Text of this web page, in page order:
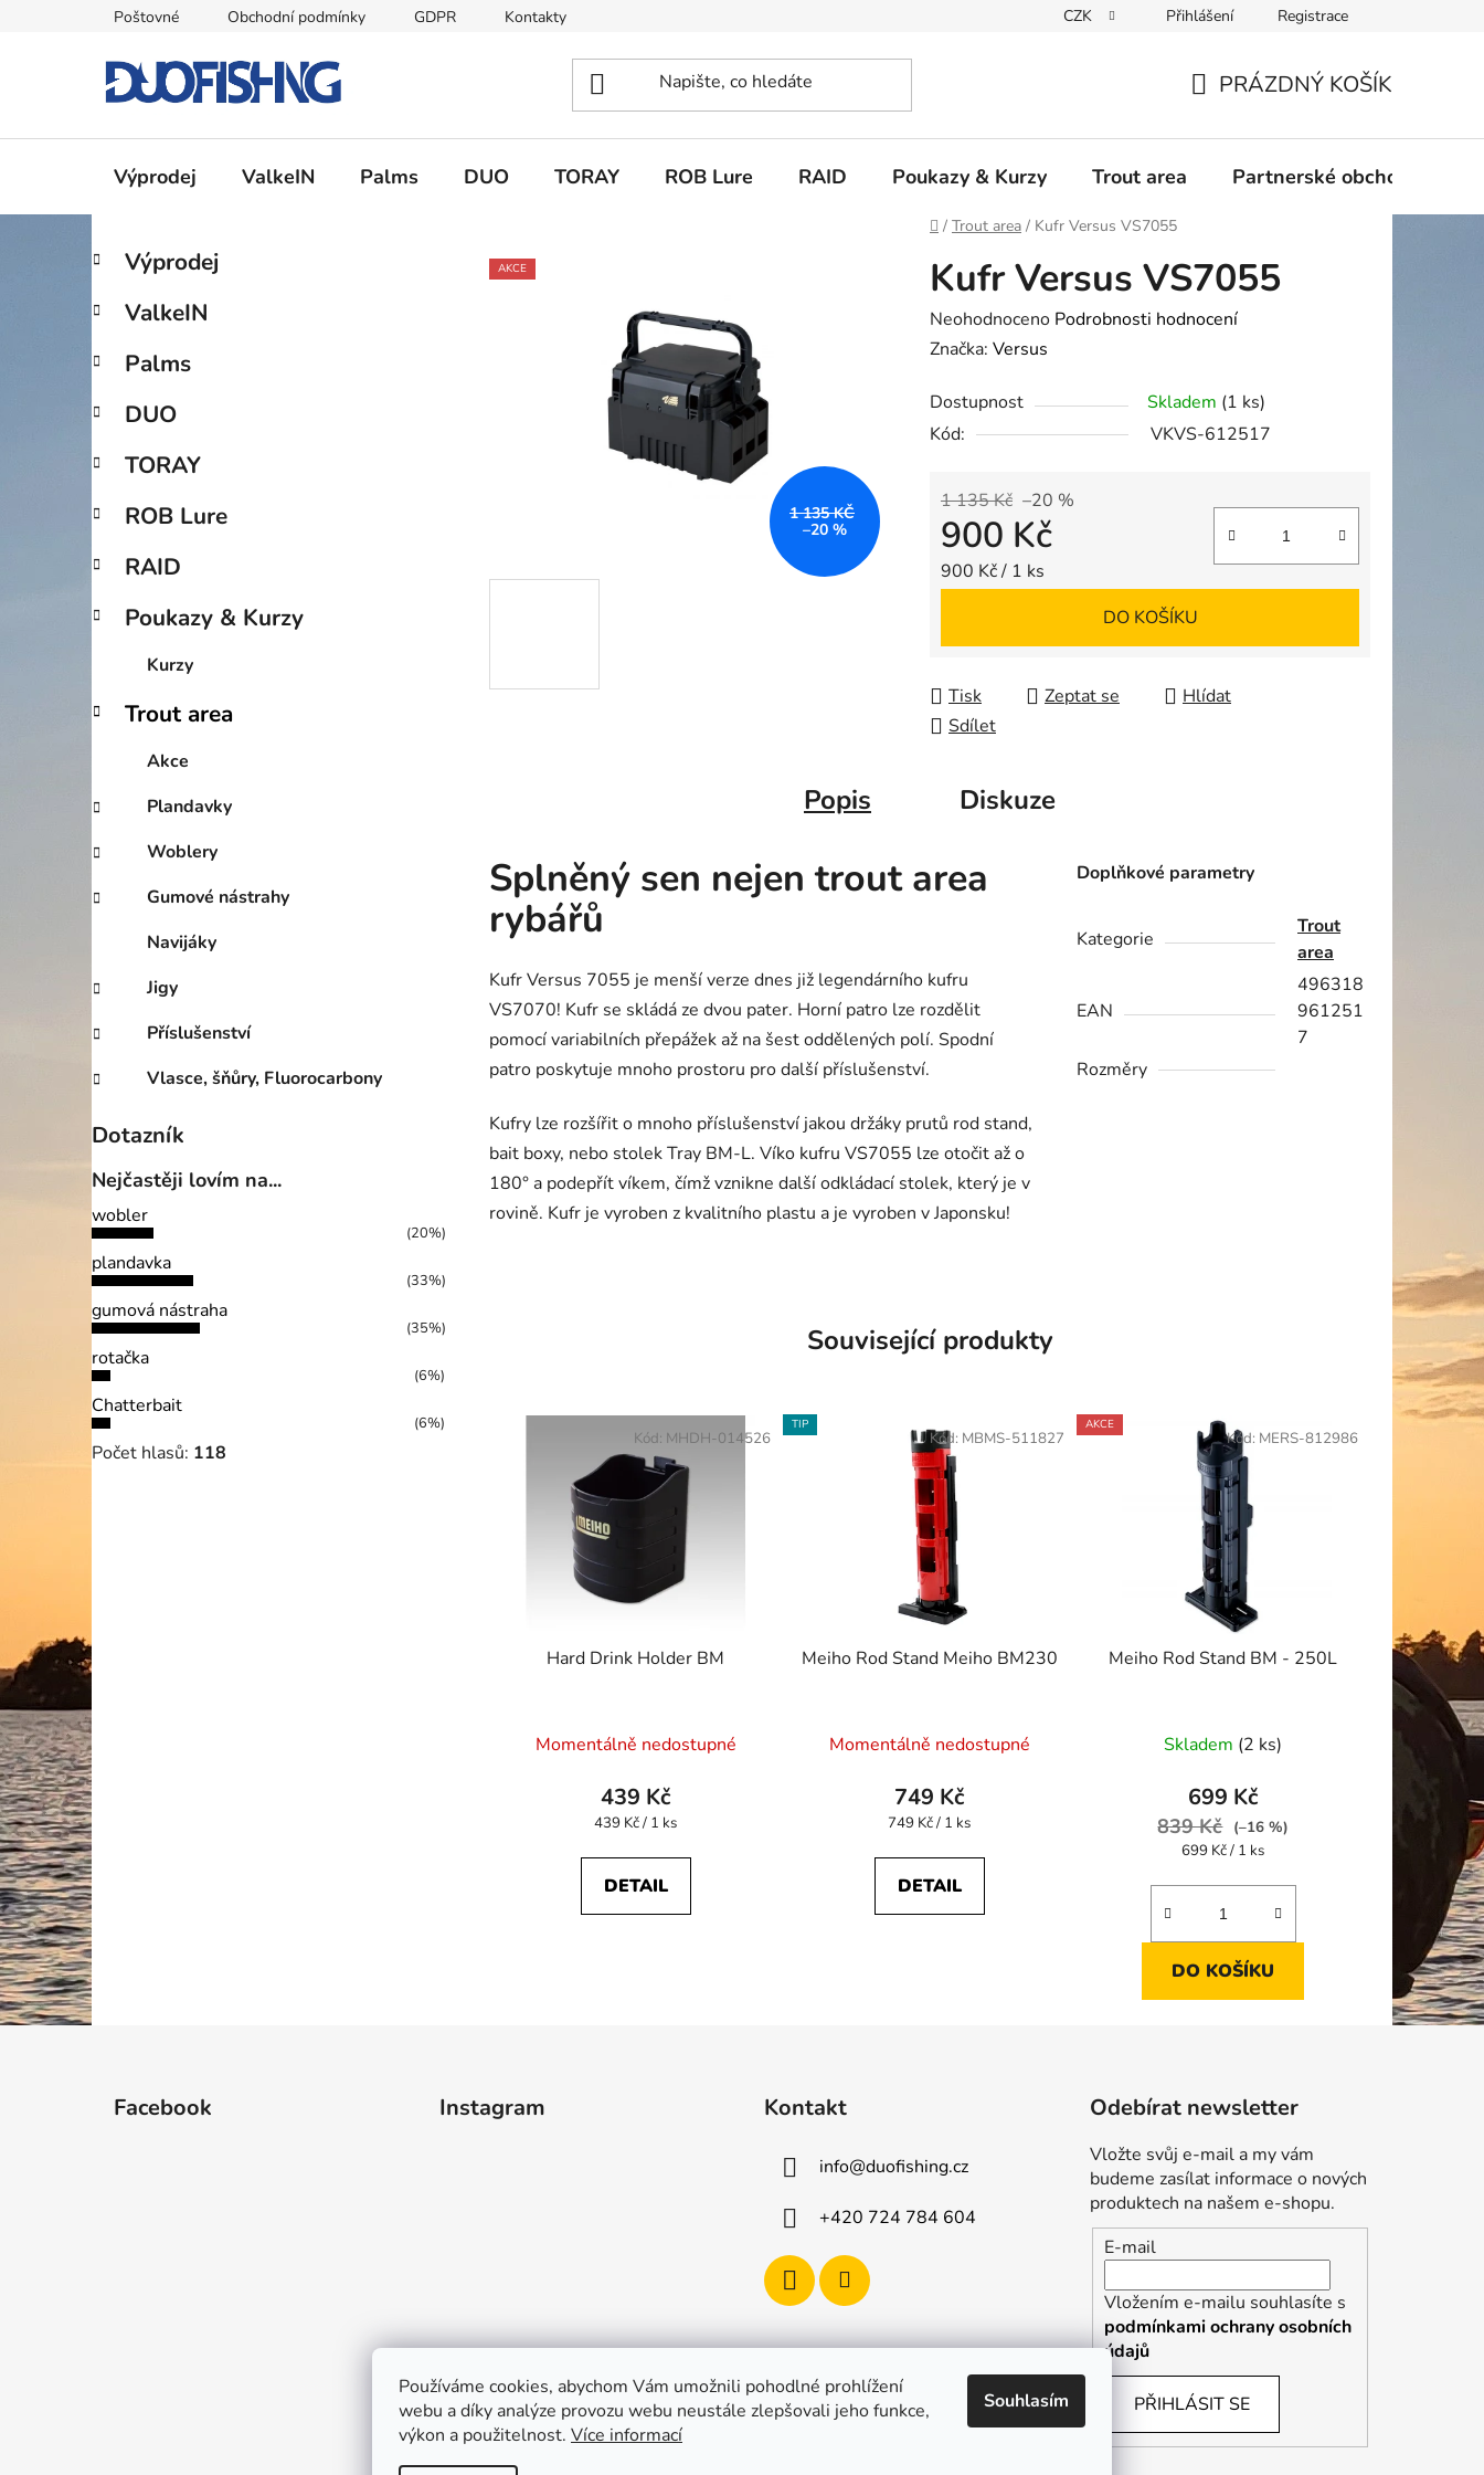
Používáme cookies, abychom Vám umožnili pohodlné prohlížení
webu a díky analýze provozu webu neustále zlepšovali jeho funkce,
výkon a použitelnost. Více informací
Souhlasím
Poštovné Obchodní podmínky GDPR Kontakty CZK Přihlášení Registrace
KOŠÍK
PRÁZDNÝ KOŠÍK
Výprodej ValkeIN Palms DUO TORAY ROB Lure RAID Poukazy & Kurzy Trout area Partnerské obchody
Domů
/ Trout area / Kufr Versus VS7055
P
s
r
n
n
í
p
n
l
Přeskočit
kategorie
K
a
e
o
i
Výprodej
ValkeIN
Palms
DUO
TORAY
ROB Lure
RAID
Poukazy & Kurzy
Kurzy
Trout area
Akce
Plandavky
Woblery
Gumové nástrahy
Navijáky
Jigy
Příslušenství
Vlasce, šňůry, Fluorocarbony
Dotazník
Nejčastěji lovím na...
wobler
(20%)
plandavka
(33%)
gumová nástraha
(35%)
rotačka
(6%)
Chatterbait
(6%)
Počet hlasů: 118
Kufr Versus VS7055
Průměrné
hodnocení
je
0,0
hvězdiček.
Neohodnoceno Podrobnosti hodnocení
Značka: Versus
Dostupnost Skladem (1 ks)
Kód:
VKVS-612517
1 135 Kč –20 %
900 Kč
Měrná cena:
900 Kč / 1 ks
DO KOŠÍKU
Tisk Zeptat se
Hlídat
Sdílet
AKCE
1 135 KČ
–20 %
Popis Diskuze
Splněný sen nejen trout area
rybářů
Kufr Versus 7055 je menší verze dnes již legendárního kufru
VS7070! Kufr se skládá ze dvou pater. Horní patro lze rozdělit
pomocí variabilních přepážek až na šest oddělených polí. Spodní
patro poskytuje mnoho prostoru pro další příslušenství.
Kufry lze rozšířit o mnoho příslušenství jakou držáky prutů rod stand,
bait boxy, nebo stolek Tray BM-L. Víko kufru VS7055 lze otočit až o
180° a podepřít víkem, čímž vznikne další odkládací stolek, který je v
rovině. Kufr je vyroben z kvalitního plastu a je vyroben v Japonsku!
Doplňkové parametry
Kategorie
Trout
area
EAN
496318
961251
7
Rozměry
Související produkty
Hard Drink Holder BM
Momentálně nedostupné
439 Kč
Měrná
439 Kč / 1 ks
DETAIL
Kód: MHDH-014526
TIP
Meiho Rod Stand Meiho BM230
Momentálně nedostupné
749 Kč
Měrná
749 Kč / 1 ks
DETAIL
Kód: MBMS-511827
AKCE
Meiho Rod Stand BM - 250L
Skladem (2 ks)
699 Kč
839 Kč (–16 %)
Měrná
699 Kč / 1 ks
DO KOŠÍKU
Kód: MERS-812986
Facebook Instagram Kontakt
info@duofishing.cz
+420 724 784 604
Odebírat newsletter
Vložte svůj e-mail a my vám
budeme zasílat informace o nových
produktech na našem e-shopu.
E-mail
Vložením e-mailu souhlasíte s
podmínkami ochrany osobních
údajů
PŘIHLÁSIT SE